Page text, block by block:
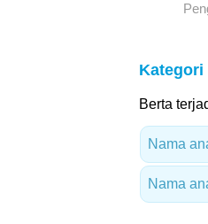
Kategori
Berta
Nama
Nama